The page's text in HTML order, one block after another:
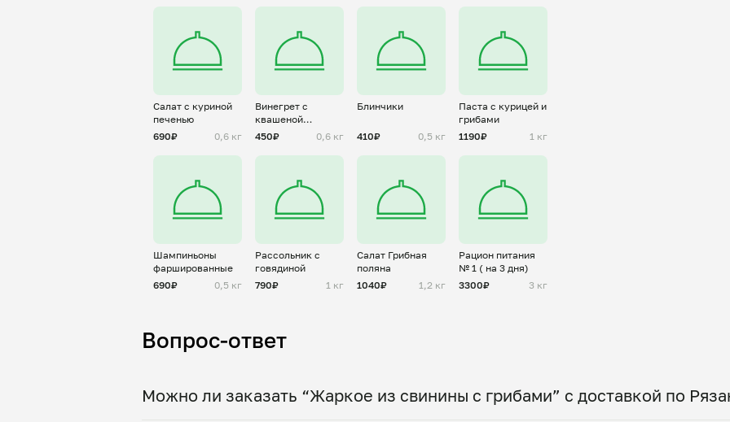
Салат с куриной
печенью
690₽
0,6 кг
Винегрет с
квашеной
капустой
450₽ 0,6 кг
Блинчики
410₽ 0,5 кг
Паста с курицей и
грибами
1190₽
1 кг
Шампиньоны
фаршированные
690₽
0,5 кг
Рассольник с
говядиной
790₽
1 кг
Салат Грибная
поляна
1040₽
1,2 кг
Рацион питания
№ 1 ( на 3 дня)
3300₽
3 кг
Вопрос-ответ
Можно ли заказать “Жаркое из свинины с грибами” с доставкой по